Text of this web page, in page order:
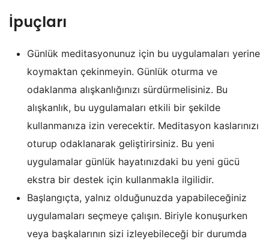
İpuçları
Günlük meditasyonunuz için bu uygulamaları yerine
koymaktan çekinmeyin. Günlük oturma ve
odaklanma alışkanlığınızı sürdürmelisiniz. Bu
alışkanlık, bu uygulamaları etkili bir şekilde
kullanmanıza izin verecektir. Meditasyon kaslarınızı
oturup odaklanarak geliştirirsiniz. Bu yeni
uygulamalar günlük hayatınızdaki bu yeni gücü
ekstra bir destek için kullanmakla ilgilidir.
Başlangıçta, yalnız olduğunuzda yapabileceğiniz
uygulamaları seçmeye çalışın. Biriyle konuşurken
veya başkalarının sizi izleyebileceği bir durumda